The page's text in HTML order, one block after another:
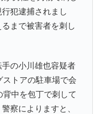
犯逮捕されまし
まで被害者を刺し
の小川雄也容疑者
トアの駐車場で会
中を包丁で刺して
察によりますと、